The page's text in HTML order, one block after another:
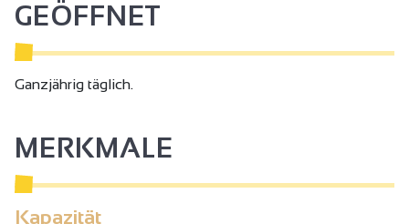
GEÖFFNET
Ganzjährig täglich.
MERKMALE
Kapazität